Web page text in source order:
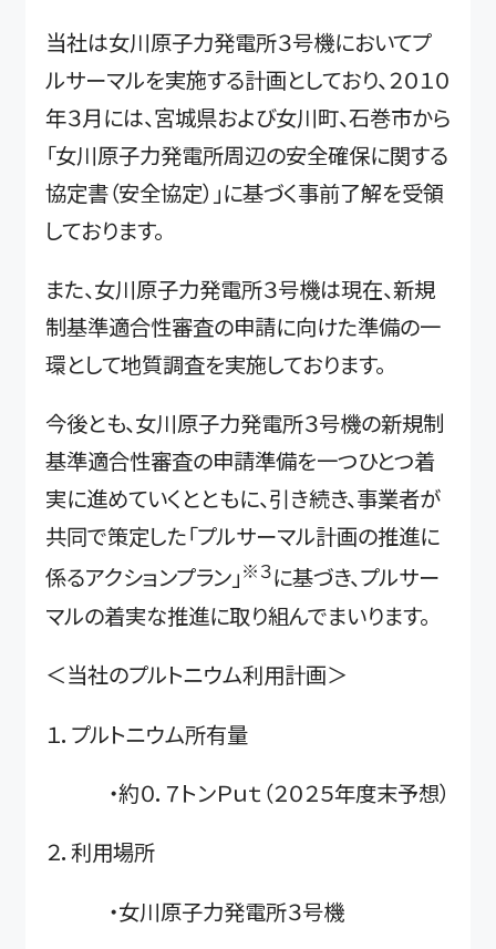
当社は女川原子力発電所３号機においてプ
ルサーマルを実施する計画としており、２０１０
年３月には、宮城県および女川町、石巻市から
「女川原子力発電所周辺の安全確保に関する
協定書（安全協定）」に基づく事前了解を受領
しております。
また、女川原子力発電所３号機は現在、新規
制基準適合性審査の申請に向けた準備の一
環として地質調査を実施しております。
今後とも、女川原子力発電所３号機の新規制
基準適合性審査の申請準備を一つひとつ着
実に進めていくとともに、引き続き、事業者が
共同で策定した「プルサーマル計画の推進に
係るアクションプラン」※３に基づき、プルサー
マルの着実な推進に取り組んでまいります。
＜当社のプルトニウム利用計画＞
１．プルトニウム所有量
・約０．７トンＰｕｔ（２０２５年度末予想）
２．利用場所
・女川原子力発電所３号機